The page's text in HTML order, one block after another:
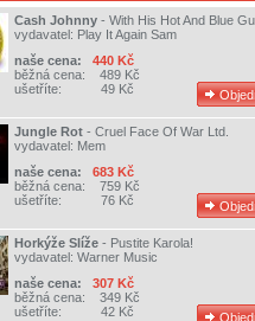
Cash Johnny - With His Hot And Blue
vydavatel: Play It Again Sam
naše cena:
440 Kč
běžná cena: 489 Kč
ušetříte: 49 Kč
Jungle Rot - Cruel Face Of War Ltd.
vydavatel: Mem
naše cena:
683 Kč
běžná cena: 759 Kč
ušetříte: 76 Kč
Horkýže Slíže - Pustite Karola!
vydavatel: Warner Music
naše cena:
307 Kč
běžná cena: 349 Kč
ušetříte: 42 Kč